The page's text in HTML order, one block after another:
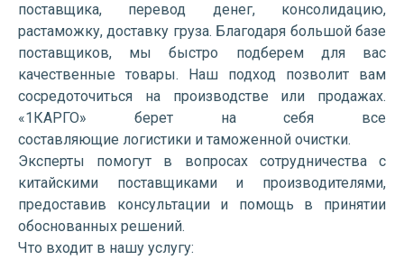
поставщика, перевод денег, консолидацию,
растаможку, доставку груза. Благодаря большой базе
поставщиков, мы быстро подберем для вас
качественные товары. Наш подход позволит вам
сосредоточиться на производстве или продажах.
«1КАРГО» берет на себя все
составляющие логистики и таможенной очистки.
Эксперты помогут в вопросах сотрудничества с
китайскими поставщиками и производителями,
предоставив консультации и помощь в принятии
обоснованных решений.
Что входит в нашу услугу: